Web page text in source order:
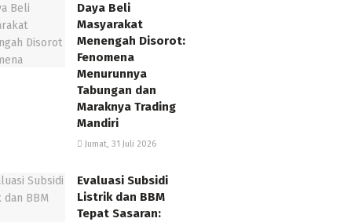
Daya Beli
Masyarakat
Menengah Disorot:
Fenomena
Menurunnya
Tabungan dan
Maraknya Trading
Mandiri
Jumat, 31 Juli 2026
Evaluasi Subsidi
Listrik dan BBM
Tepat Sasaran: